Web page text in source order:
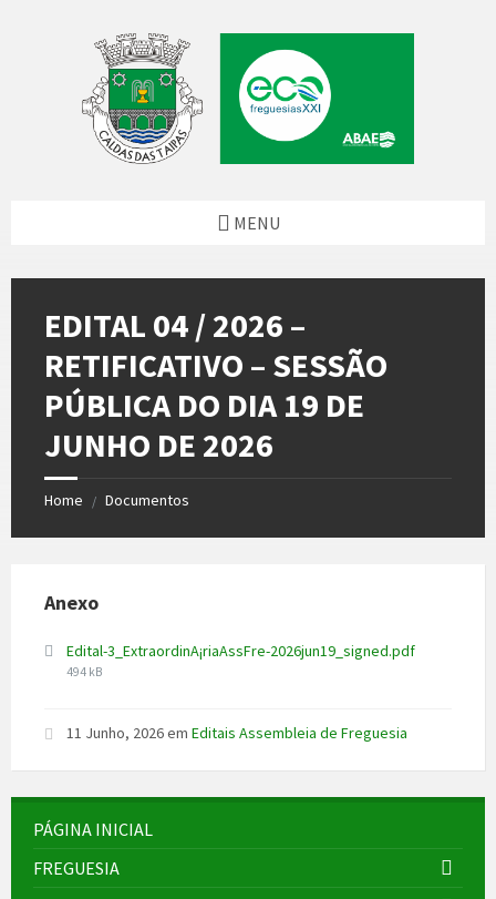
MENU
EDITAL 04 / 2026 –
RETIFICATIVO – SESSÃO
PÚBLICA DO DIA 19 DE
JUNHO DE 2026
Home / Documentos
Anexo
Edital-3_ExtraordinA¡riaAssFre-2026jun19_signed.pdf
494 kB
11 Junho, 2026em Editais Assembleia de Freguesia
PÁGINA INICIAL
FREGUESIA